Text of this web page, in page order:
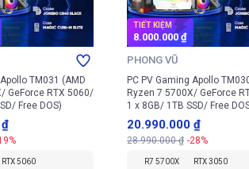
TM031 (AMD
GeForce RTX 5060/
Free DOS)
RTX 5060
TIẾT KIỆM
8.000.000 ₫
PHONG VŨ
PC PV Gaming Apollo
Ryzen 7 5700X/ GeForce
1 x 8GB/ 1TB SSD/ Free
20.990.000 ₫
28.990.000 ₫ -28%
R7 5700X
RTX 3050